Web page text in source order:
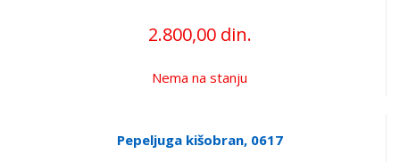
2.800,00 din.
Nema na stanju
Pepeljuga kišobran, 0617